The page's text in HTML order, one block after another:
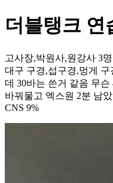
더블탱크 연
고사장,박원사,원강사 3
대구 구경,섭구경,멍게
데 30바는 쓴거 같음 무
바꿔물고 엑스원 2분 남
CNS 9%